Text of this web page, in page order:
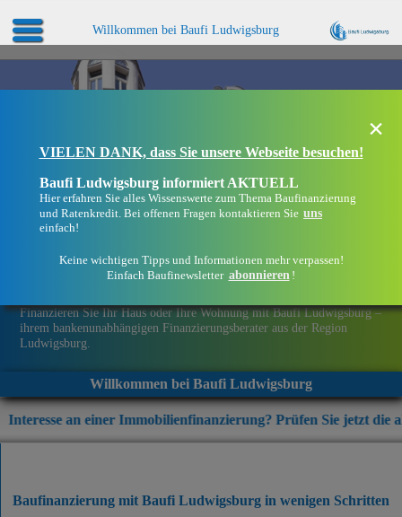
Willkommen bei Baufi Ludwigsburg
Finanzieren Sie Ihr Haus oder Ihre Wohnung mit Baufi Ludwigsburg –
ihrem bankenunabhängigen Finanzierungsberater aus der Region
Ludwigsburg.
Willkommen bei Baufi Ludwigsburg
Immobilienfinanzierung? Prüfen Sie jetzt die aktuellen
×
VIELEN DANK, dass Sie unsere Webseite besuchen!
Baufi Ludwigsburg informiert AKTUELL
Hier erfahren Sie alles Wissenswerte zum Thema Baufinanzierung
und Ratenkredit. Bei offenen Fragen kontaktieren Sie uns
einfach!
Keine wichtigen Tipps und Informationen mehr verpassen!
Einfach Baufinewsletter abonnieren !
Baufinanzierung mit Baufi Ludwigsburg in wenigen Schritten